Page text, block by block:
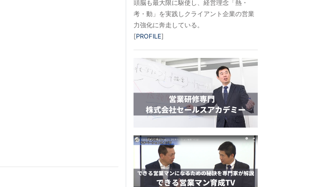
頭脳も最大限に駆使し、経営理念「熱・
考・動」を実践しクライアント企業の営業
力強化に奔走している。
[PROFILE]